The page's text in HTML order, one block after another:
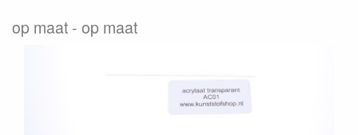
op maat op maat